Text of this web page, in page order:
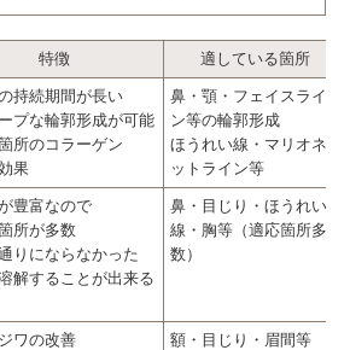
特徴 適している箇所
持続期間が長い
プな輪郭形成が可能
所のコラーゲン
果
鼻・顎・フェイスライ
ン等の輪郭形成
ほうれい線・マリオネ
ットライン等
豊富なので
所が多数
りにならなかった
解することが出来る
鼻・目じり・ほうれい
線・胸等（適応箇所多
数）
ワの改善 額・目じり・眉間等